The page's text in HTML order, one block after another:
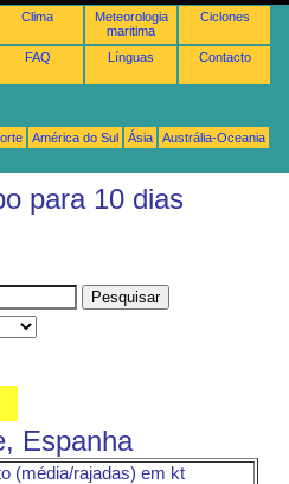
Clima
Meteorologia
maritima
Ciclones
FAQ Línguas Contacto
América do Sul Ásia
Austrália-Oceania
para 10 dias
Espanha
(média/rajadas) em kt